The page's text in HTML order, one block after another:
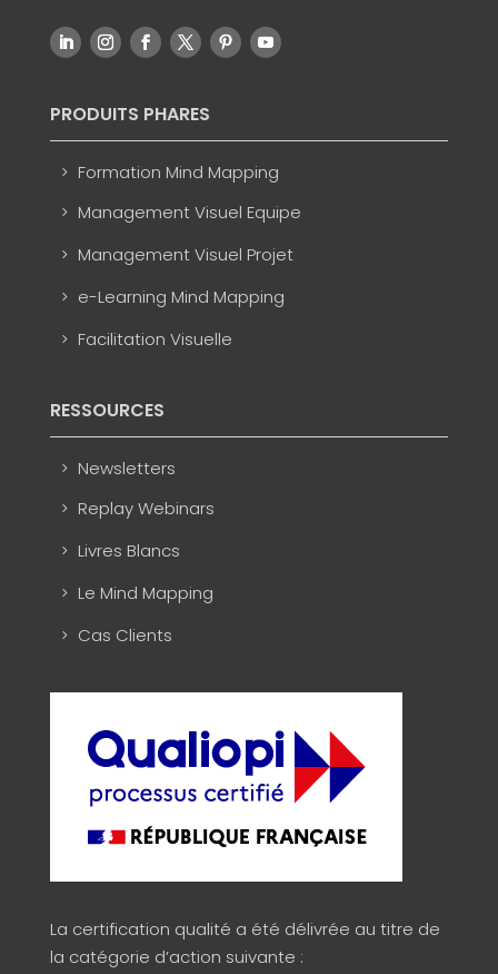
PRODUITS PHARES
Formation Mind Mapping
Management Visuel Equipe
Management Visuel Projet
e-Learning Mind Mapping
Facilitation Visuelle
RESSOURCES
Newsletters
Replay Webinars
Livres Blancs
Le Mind Mapping
Cas Clients
La certification qualité a été délivrée au titre de
la catégorie d’action suivante :